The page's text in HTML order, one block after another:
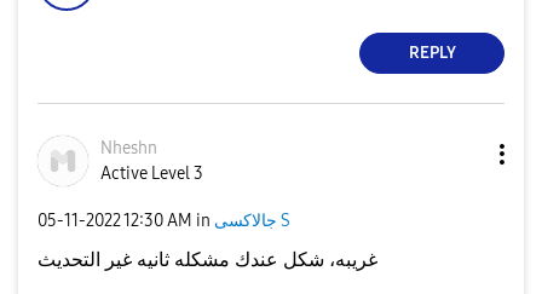
REPLY
Nheshn
Active Level 3
‎05-11-202212:30 AM in جالاكسى S
غريبه، شكل عندك مشكله ثانيه غير التحديث